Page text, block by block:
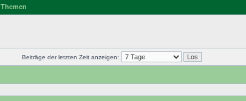
Themen
Beiträge der letzten Zeit anzeigen: